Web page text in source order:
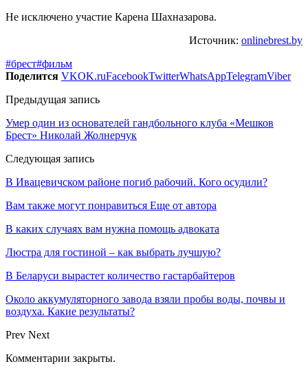
Не исключено участие Карена Шахназарова.
Источник: onlinebrest.by
#брест#фильм
Поделится VKOK.ruFacebookTwitterWhatsAppTelegramViber
Предыдущая запись
Умер один из основателей гандбольного клуба «Мешков
Брест» Николай Жолнерчук
Следующая запись
В Ивацевичском районе погиб рабочий. Кого осудили?
Вам также могут понравиться Еще от автора
В каких случаях вам нужна помощь адвоката
Люстра для гостиной – как выбрать лучшую?
В Беларуси вырастет количество гастарбайтеров
Около аккумуляторного завода взяли пробы воды, почвы и
воздуха. Какие результаты?
Prev Next
Комментарии закрыты.